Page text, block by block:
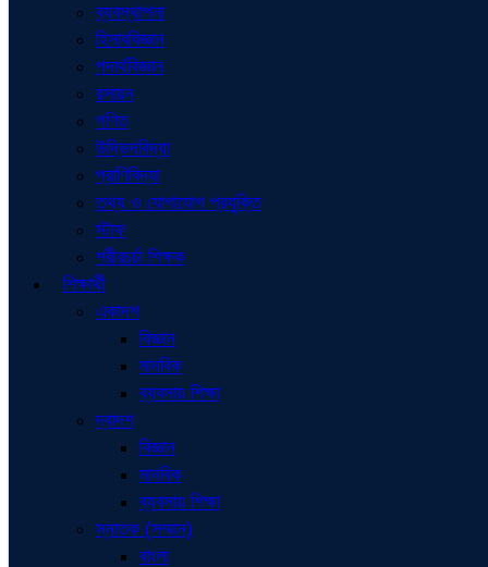
ব্যবস্থাপনা
হিসাববিজ্ঞান
পদার্থবিজ্ঞান
রসায়ন
গণিত
উদ্ভিদবিদ্যা
প্রাণিবিদ্যা
তথ্য ও যোগাযোগ প্রযুক্তি
স্টাফ
শরীরচর্চা শিক্ষক
শিক্ষার্থী
একাদশ
বিজ্ঞান
মানবিক
ব্যবসায় শিক্ষা
দ্বাদশ
বিজ্ঞান
মানবিক
ব্যবসায় শিক্ষা
স্নাতক (সম্মান)
বাংলা